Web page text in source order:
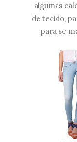
algumas
de tecido,
para se